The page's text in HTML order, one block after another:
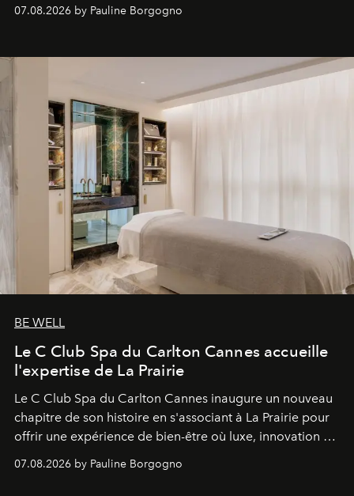
générationnel.
07.08.2026 by Pauline Borgogno
BE WELL
Le C Club Spa du Carlton Cannes accueille
l'expertise de La Prairie
Le C Club Spa du Carlton Cannes inaugure un nouveau
chapitre de son histoire en s'associant à La Prairie pour
offrir une expérience de bien-être où luxe, innovation et
expertise se rencontrent.
07.08.2026 by Pauline Borgogno